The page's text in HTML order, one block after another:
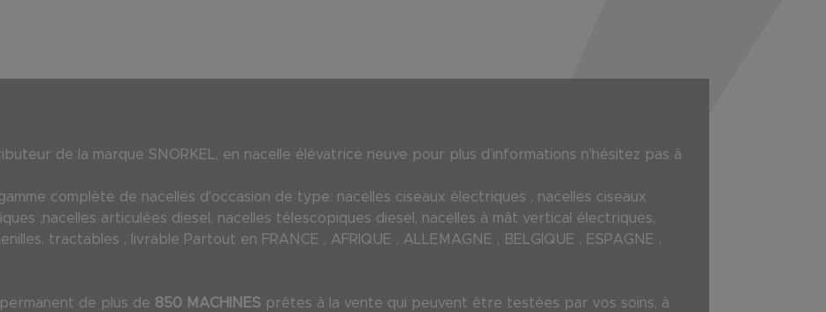
de la marque SNORKEL, en nacelle élévatrice neuve pour plus d’informations n'hésitez pas à
complète de nacelles d'occasion de type: nacelles ciseaux électriques , nacelles ciseaux
,nacelles articulées diesel, nacelles télescopiques diesel, nacelles à mât vertical électriques,
tractables , livrable Partout en FRANCE , AFRIQUE , ALLEMAGNE , BELGIQUE , ESPAGNE ,
de plus de 850 MACHINESprêtes à la vente qui peuvent être testées par vos soins, à